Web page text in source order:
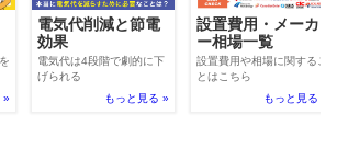
»
電気代削減と節電
効果
電気代は4段階で劇的に下
げられる
もっと見る »
設置費用・メーカ
ー相場一覧
設置費用や相場に関するこ
とはこちら
もっと見る »